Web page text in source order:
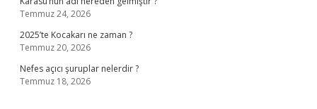
Temmuz 24, 2026
2025’te Kocakarı ne zaman ?
Temmuz 20, 2026
Nefes açıcı şuruplar nelerdir ?
Temmuz 18, 2026